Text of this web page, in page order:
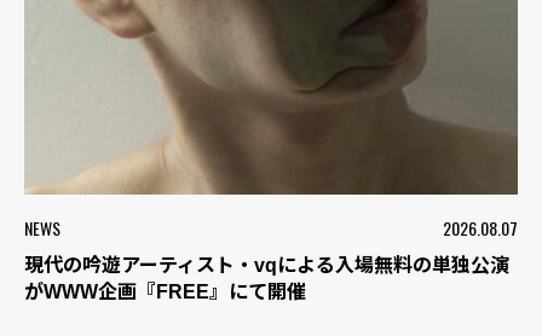
NEWS 2026.08.07
現代の吟遊アーティスト・vqによる入場無料の単独公演
がWWW企画『FREE』にて開催